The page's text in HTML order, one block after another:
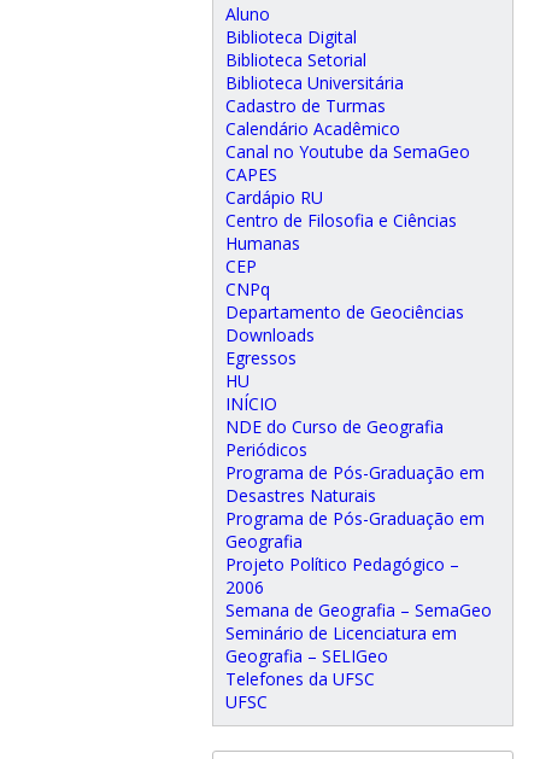
Aluno
Biblioteca Digital
Biblioteca Setorial
Biblioteca Universitária
Cadastro de Turmas
Calendário Acadêmico
Canal no Youtube da SemaGeo
CAPES
Cardápio RU
Centro de Filosofia e Ciências
Humanas
CEP
CNPq
Departamento de Geociências
Downloads
Egressos
HU
INÍCIO
NDE do Curso de Geografia
Periódicos
Programa de Pós-Graduação em
Desastres Naturais
Programa de Pós-Graduação em
Geografia
Projeto Político Pedagógico –
2006
Semana de Geografia – SemaGeo
Seminário de Licenciatura em
Geografia – SELIGeo
Telefones da UFSC
UFSC